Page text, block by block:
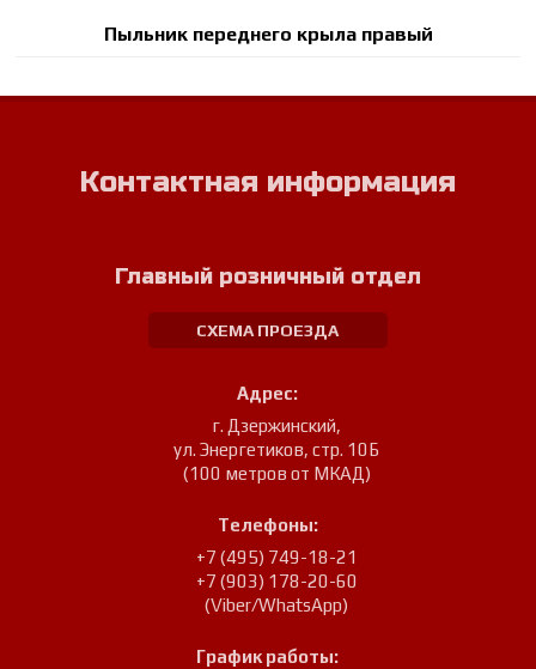
Пыльник переднего крыла правый
Контактная информация
Главный розничный отдел
СХЕМА ПРОЕЗДА
Адрес:
г. Дзержинский,
ул. Энергетиков, стр. 10Б
(100 метров от МКАД)
Телефоны:
+7 (495) 749-18-21
+7 (903) 178-20-60
(Viber/WhatsApp)
График работы: